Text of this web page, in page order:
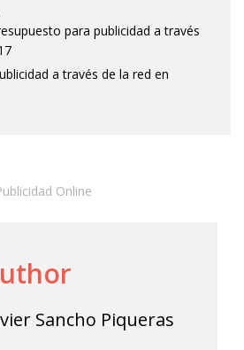
para publicidad a través
a través de la red en
Online
Sancho Piqueras